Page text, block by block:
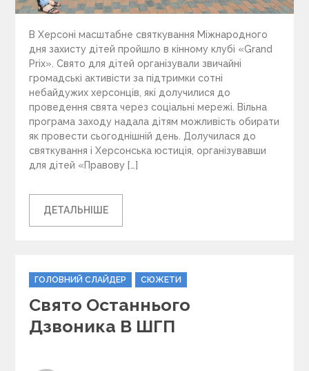
В Херсоні масштабне святкування Міжнародного
дня захисту дітей пройшло в кінному клубі «Grand
Prix». Свято для дітей організували звичайні
громадські активісти за підтримки сотні
небайдужих херсонців, які долучилися до
проведення свята через соціальні мережі. Вільна
програма заходу надала дітям можливість обирати
як провести сьогоднішній день. Долучилася до
святкування і Херсонська юстиція, організувавши
для дітей «Правову […]
ДЕТАЛЬНІШЕ
C
a
t
e
g
ГОЛОВНИЙ СЛАЙДЕР СЮЖЕТИ
Свято Останнього
Дзвоника В ШГП